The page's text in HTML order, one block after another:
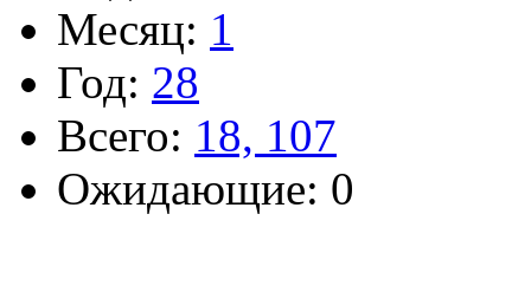
Месяц: 1
Год: 28
Всего: 18, 107
Ожидающие: 0